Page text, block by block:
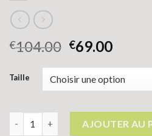
€104.00 €69.00
Taille
AJOUTER AU